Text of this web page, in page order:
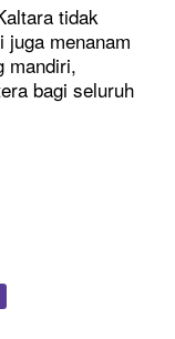
tidak
juga menanam
mandiri,
bagi seluruh